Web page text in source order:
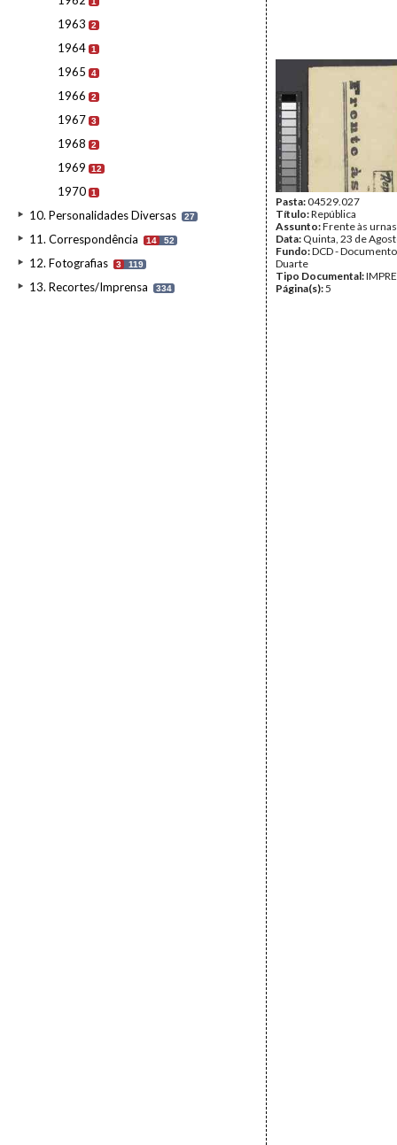
1963 2
1964 1
1965 4
1966 2
1967 3
1968 2
1969 12
1970 1
10. Personalidades Diversas 27
11. Correspondência 14 52
12. Fotografias 3 119
13. Recortes/Imprensa 334
Pasta:04529.027
Título:República
Assunto:Frente às
Data: Quinta, 23 de
Fundo:DCD -
Duarte
Tipo Documental:
Página(s):5